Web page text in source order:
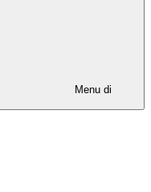
Menu di